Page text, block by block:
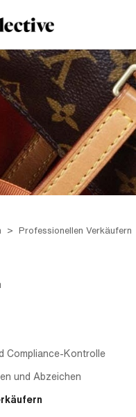
Professionellen Verkäufern
Compliance-Kontrolle
und Abzeichen